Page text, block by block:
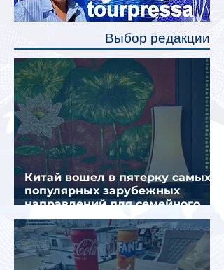
позволят пассажирам закрыть свою
полку во время сна или отдыха,
Выбор редакции
Китай вошел в пятерку самых
популярных зарубежных
направлений для семейного
отдыха летом